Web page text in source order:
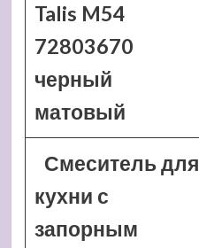
Talis M54
72803670
черный
матовый
Смеситель для
кухни с
запорным